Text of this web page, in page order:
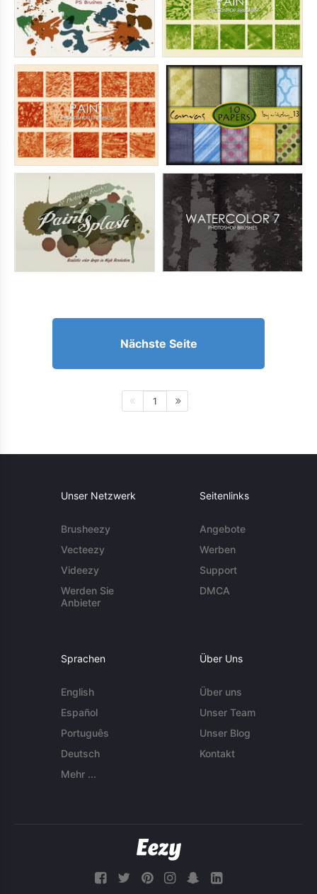
Nächste Seite
1
Unser Netzwerk
Brusheezy
Vecteezy
Videezy
Werden Sie
Anbieter
Seitenlinks
Angebote
Werben
Support
DMCA
Sprachen
English
Español
Português
Deutsch
Mehr ...
Über Uns
Über uns
Unser Team
Unser Blog
Kontakt